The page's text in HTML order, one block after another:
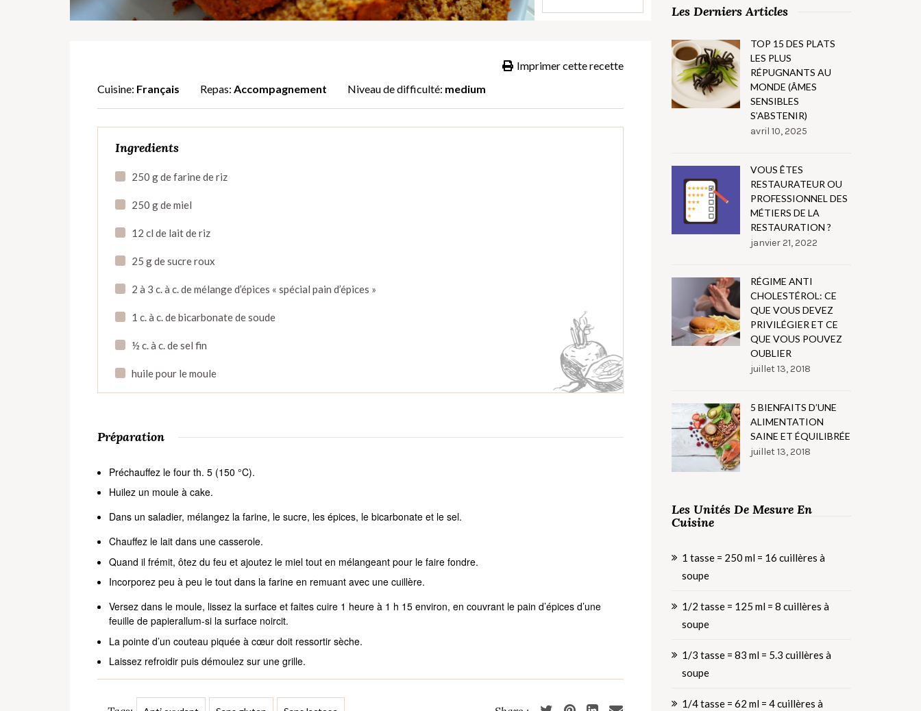
Imprimer cette recette
Cuisine: Français Repas: Accompagnement Niveau de difficulté: medium
Ingredients
250 g de farine de riz
250 g de miel
12 cl de lait de riz
25 g de sucre roux
2 à 3 c. à c. de mélange d’épices « spécial pain d’épices »
1 c. à c. de bicarbonate de soude
½ c. à c. de sel fin
huile pour le moule
Préparation
Préchauffez le four th. 5 (150 °C).
Huilez un moule à cake.
Dans un saladier, mélangez la farine, le sucre, les épices, le bicarbonate et le sel.
Chauffez le lait dans une casserole.
Quand il frémit, ôtez du feu et ajoutez le miel tout en mélangeant pour le faire fondre.
Incorporez peu à peu le tout dans la farine en remuant avec une cuillère.
Versez dans le moule, lissez la surface et faites cuire 1 heure à 1 h 15 environ, en couvrant le pain d’épices d’une
feuille de papierallum-si la surface noircit.
La pointe d’un couteau piquée à cœur doit ressortir sèche.
Laissez refroidir puis démoulez sur une grille.
Les Derniers Articles
TOP 15 DES PLATS
LES PLUS
RÉPUGNANTS AU
MONDE (ÂMES
SENSIBLES
S’ABSTENIR)
avril 10, 2025
VOUS ÊTES
RESTAURATEUR OU
PROFESSIONNEL DES
MÉTIERS DE LA
RESTAURATION ?
janvier 21, 2022
RÉGIME ANTI
CHOLESTÉROL: CE
QUE VOUS DEVEZ
PRIVILÉGIER ET CE
QUE VOUS POUVEZ
OUBLIER
juillet 13, 2018
5 BIENFAITS D’UNE
ALIMENTATION
SAINE ET ÉQUILIBRÉE
juillet 13, 2018
Les Unités De Mesure En
Cuisine
1 tasse = 250 ml = 16 cuillères à
soupe
1/2 tasse = 125 ml = 8 cuillères à
soupe
1/3 tasse = 83 ml = 5.3 cuillères à
soupe
1/4 tasse = 62 ml = 4 cuillères à